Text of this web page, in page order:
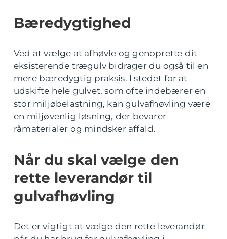
Bæredygtighed
Ved at vælge at afhøvle og genoprette dit
eksisterende trægulv bidrager du også til en
mere bæredygtig praksis. I stedet for at
udskifte hele gulvet, som ofte indebærer en
stor miljøbelastning, kan gulvafhøvling være
en miljøvenlig løsning, der bevarer
råmaterialer og mindsker affald.
Når du skal vælge den
rette leverandør til
gulvafhøvling
Det er vigtigt at vælge den rette leverandør